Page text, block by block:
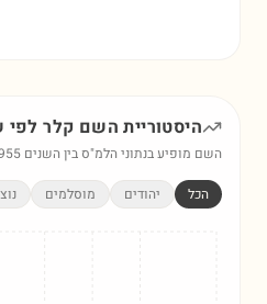
היסטוריית השם קלרלפי
השם מופיע בנתוני הלמ"ס בין השנים
הכל יהודים מוסלמים